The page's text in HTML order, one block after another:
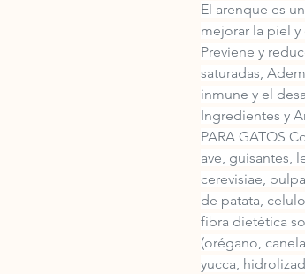
El arenque es
mejorar la piel y
Previene y
saturadas,
inmune y el
Ingredientes y
PARA GATOS
ave, guisantes,
cerevisiae,
de patata,
fibra dietética
(orégano,
yucca,